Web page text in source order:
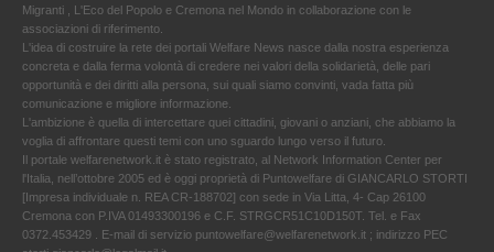
Migranti , L'Eco del Popolo e Cremona nel Mondo in collaborazione con le
associazioni di riferimento.
L'idea di costruire la rete dei portali Welfare News nasce dalla nostra esperienza
concreta e dalla ferma volontà di credere nei valori della solidarietà, delle pari
opportunità e dei diritti alla persona, sui quali siamo convinti, vada fatta più
comunicazione e migliore informazione.
L'ambizione è quella di intercettare quei cittadini, giovani o anziani, che abbiamo la
voglia di affrontare questi temi con uno sguardo lungo verso il futuro.
Il portale welfarenetwork.it è stato registrato, al Network Information Center per
l'Italia, nell’ottobre 2005 ed è oggi proprietà di Puntowelfare di GIANCARLO STORTI
[Impresa individuale n. REA CR-188702] con sede in Via Litta, 4- Cap 26100
Cremona con P.IVA 01493300196 e C.F. STRGCR51C10D150T. Tel. e Fax
0372.453429 . E-mail di servizio puntowelfare@welfarenetwork.it ; indirizzo PEC